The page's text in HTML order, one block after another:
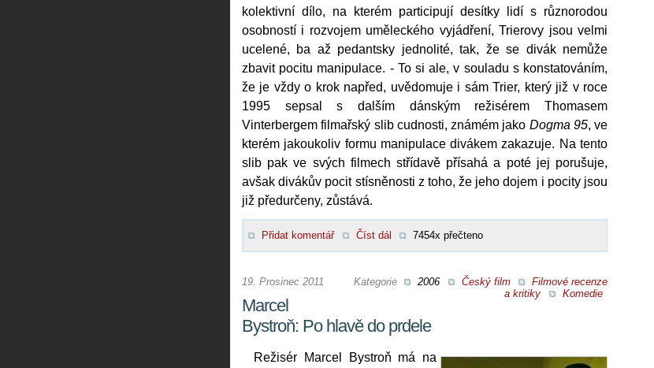
kolektivní dílo, na kterém participují desítky lidí s různorodou
osobností i rozvojem uměleckého vyjádření, Trierovy jsou velmi
ucelené, ba až pedantsky jednolité, tak, že se divák nemůže
zbavit pocitu manipulace. - To si ale, v souladu s konstatováním,
že je vždy o krok napřed, uvědomuje i sám Trier, který již v roce
1995 sepsal s dalším dánským režisérem Thomasem
Vinterbergem filmařský slib cudnosti, známém jako Dogma 95, ve
kterém jakoukoliv formu manipulace divákem zakazuje. Na tento
slib pak ve svých filmech střídavě přísahá a poté jej porušuje,
avšak divákův pocit stísněnosti z toho, že jeho dojem i pocity jsou
již předurčeny, zůstává.
Přidat komentář Číst dál 7454x přečteno
Kategorie 2006 Český film
Filmové recenze
a kritiky
Komedie
19. Prosinec 2011
Marcel
Bystroň: Po hlavě do prdele
Režisér Marcel Bystroň má na